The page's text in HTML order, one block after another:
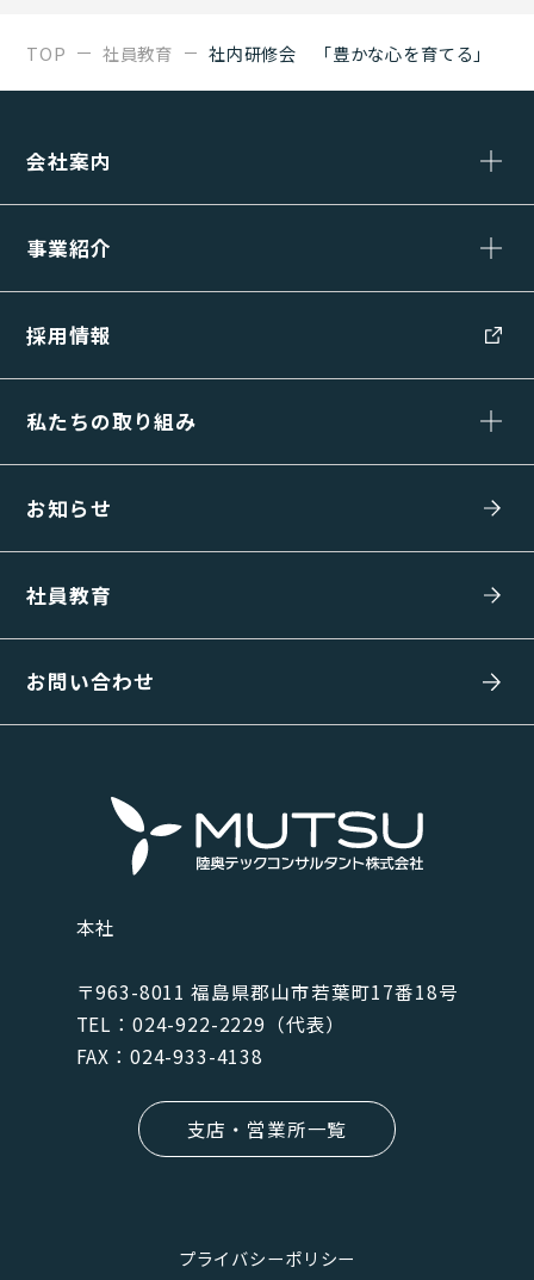
TOP 社員教育 社内研修会 「豊かな心を育てる」
会社案内
事業紹介
採用情報
私たちの取り組み
お知らせ
社員教育
お問い合わせ
本社
〒963-8011 福島県郡⼭市若葉町17番18号
TEL：024-922-2229（代表）
FAX：024-933-4138
支店・営業所一覧
プライバシーポリシー